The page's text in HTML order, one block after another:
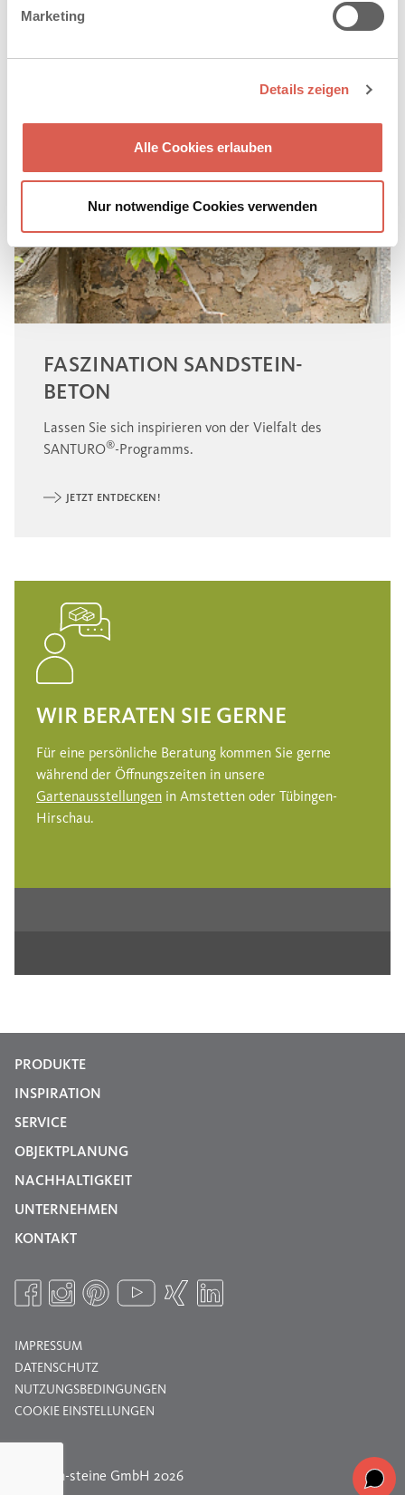
Marketing
Details zeigen
Alle Cookies erlauben
Nur notwendige Cookies verwenden
FASZINATION SANDSTEIN-
BETON
Lassen Sie sich inspirieren von der Vielfalt des
SANTURO®-Programms.
JETZT ENTDECKEN!
WIR BERATEN SIE GERNE
Für eine persönliche Beratung kommen Sie gerne
während der Öffnungszeiten in unsere
Gartenausstellungen in Amstetten oder Tübingen-
Hirschau.
PRODUKTE
INSPIRATION
SERVICE
OBJEKTPLANUNG
NACHHALTIGKEIT
UNTERNEHMEN
KONTAKT
© braun-steine GmbH 2026
IMPRESSUM
DATENSCHUTZ
NUTZUNGSBEDINGUNGEN
COOKIE EINSTELLUNGEN